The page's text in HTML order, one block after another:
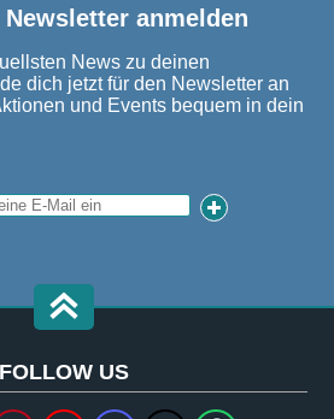
anmelden
News zu deinen
dich jetzt für den Newsletter an
und Events bequem in dein
FOLLOW US